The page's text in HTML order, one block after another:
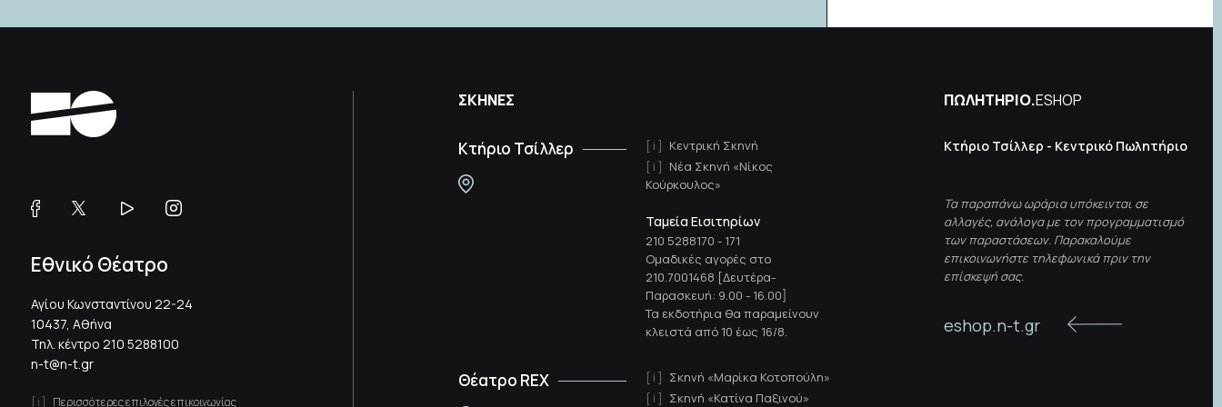
ΣΚΗΝΕΣ
Κτήριο Τσίλλερ
Κεντρική Σκηνή
Νέα Σκηνή «Νίκος
Κούρκουλος»
Ταμεία Εισιτηρίων
210 5288170 - 171
Ομαδικές αγορές στο
210.7001468 [Δευτέρα-
Παρασκευή: 9.00 - 16.00]
Τα εκδοτήρια θα παραμείνουν
κλειστά από 10 έως 16/8.
Θέατρο REX
Σκηνή «Μαρίκα Κοτοπούλη»
Σκηνή «Κατίνα Παξινού»
ΠΩΛΗΤΗΡΙΟ.ESHOP
Κτήριο Τσίλλερ - Κεντρικό Πωλητήριο
Τα παραπάνω ωράρια υπόκεινται σε
αλλαγές, ανάλογα με τον προγραμματισμό
των παραστάσεων. Παρακαλούμε
επικοινωνήστε τηλεφωνικά πριν την
επίσκεψή σας.
eshop.n-t.gr
Εθνικό Θέατρο
Αγίου Κωνσταντίνου 22-24
10437, Αθήνα
Τηλ. κέντρο 210 5288100
n-t@n-t.gr
Περισσότερες επιλογές επικοινωνίας